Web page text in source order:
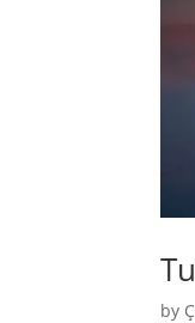
by